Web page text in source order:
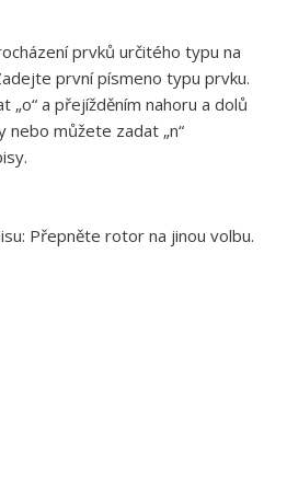
prvků určitého typu na
první písmeno typu prvku.
„o“ a přejížděním nahoru a dolů
nebo můžete zadat „n“
Přepněte rotor na jinou volbu.